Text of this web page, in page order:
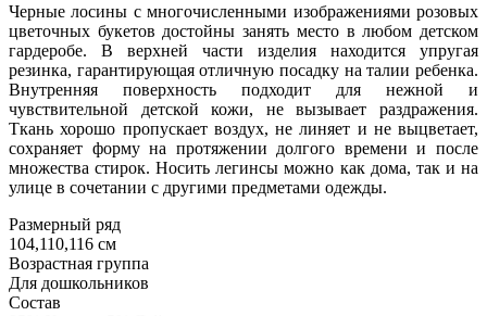
Черные лосины с многочисленными изображениями розовых
цветочных букетов достойны занять место в любом детском
гардеробе. В верхней части изделия находится упругая
резинка, гарантирующая отличную посадку на талии ребенка.
Внутренняя поверхность подходит для нежной и
чувствительной детской кожи, не вызывает раздражения.
Ткань хорошо пропускает воздух, не линяет и не выцветает,
сохраняет форму на протяжении долгого времени и после
множества стирок. Носить легинсы можно как дома, так и на
улице в сочетании с другими предметами одежды.
Размерный ряд
104,110,116 см
Возрастная группа
Для дошкольников
Состав